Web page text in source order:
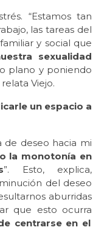
“Estamos tan
las tareas del
y social que
sexualidad
plano y poniendo
Viejo.
un espacio a
deseo hacia mi
la monotonía en
”. Esto, explica,
del deseo
aburridas
que esto ocurra
centrarse en el